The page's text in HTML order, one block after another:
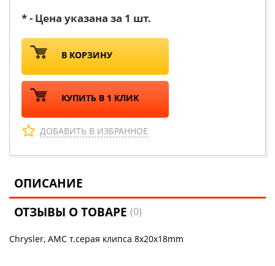
* - Цена указана за 1 шт.
В КОРЗИНУ
КУПИТЬ В 1 КЛИК
ДОБАВИТЬ В ИЗБРАННОЕ
ОПИСАНИЕ
ОТЗЫВЫ О ТОВАРЕ(0)
Chrysler, AMC т.серая клипса 8x20x18mm